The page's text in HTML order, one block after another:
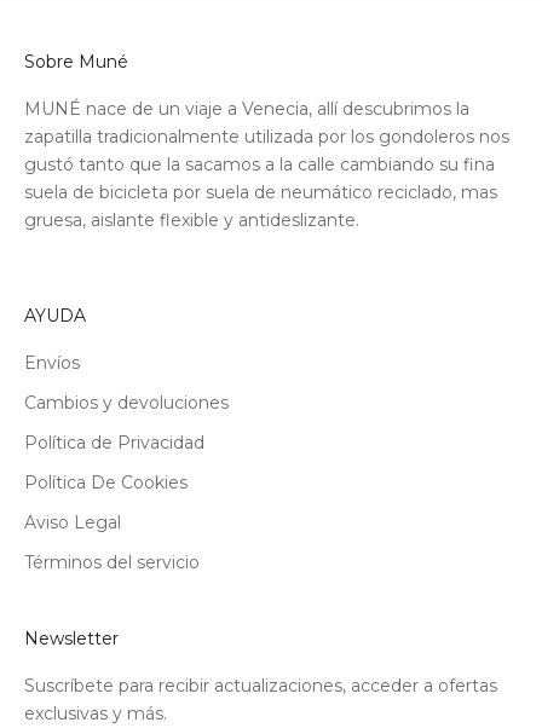
Sobre Muné
MUNÉ nace de un viaje a Venecia, allí descubrimos la
zapatilla tradicionalmente utilizada por los gondoleros nos
gustó tanto que la sacamos a la calle cambiando su fina
suela de bicicleta por suela de neumático reciclado, mas
gruesa, aislante flexible y antideslizante.
AYUDA
Envíos
Cambios y devoluciones
Política de Privacidad
Política De Cookies
Aviso Legal
Términos del servicio
Newsletter
Suscríbete para recibir actualizaciones, acceder a ofertas
exclusivas y más.